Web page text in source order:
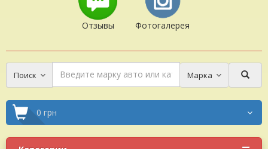
Отзывы Фотогалерея
Поиск Марка
0 грн